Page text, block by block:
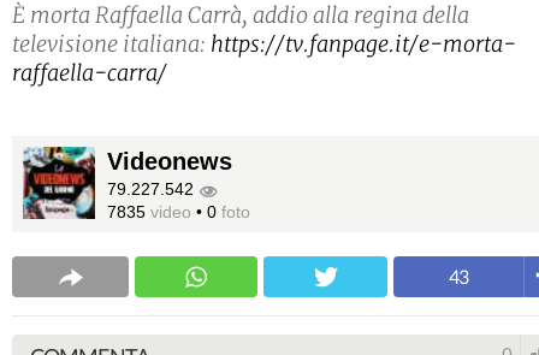
È morta Raffaella Carrà, addio alla regina della
televisione italiana: https://tv.fanpage.it/e-morta-
raffaella-carra/
Videonews
79.227.542
7835 video • 0 foto
43